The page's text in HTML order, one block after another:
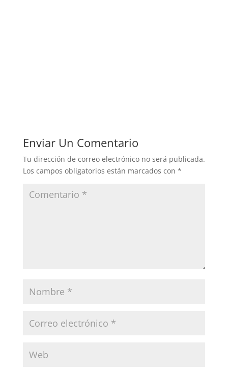
Enviar Un Comentario
Tu dirección de correo electrónico no será publicada.
Los campos obligatorios están marcados con *